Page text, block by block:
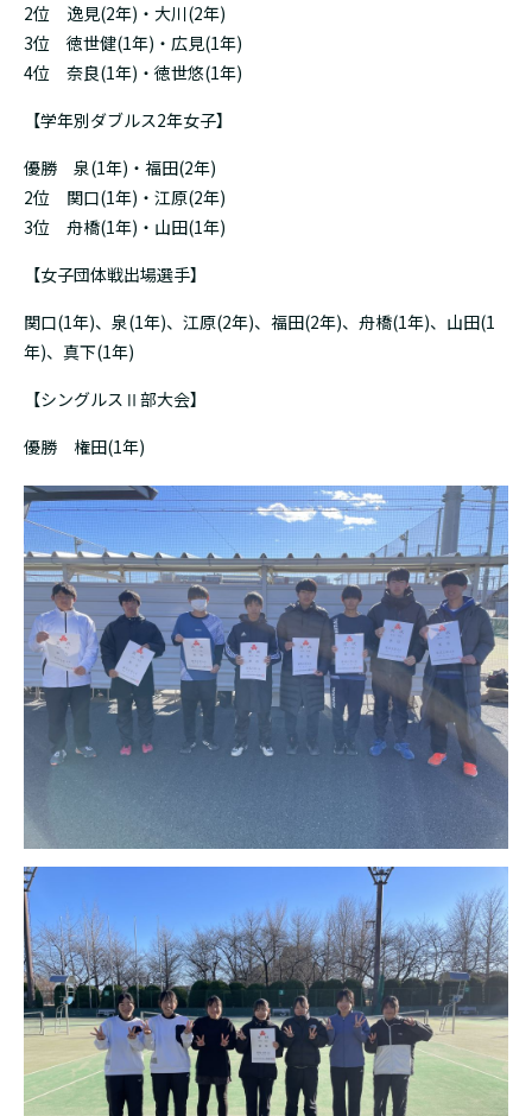
2位 逸見(2年)・大川(2年)
3位 徳世健(1年)・広見(1年)
4位 奈良(1年)・徳世悠(1年)
【学年別ダブルス2年女子】
優勝 泉(1年)・福田(2年)
2位 関口(1年)・江原(2年)
3位 舟橋(1年)・山田(1年)
【女子団体戦出場選手】
関口(1年)、泉(1年)、江原(2年)、福田(2年)、舟橋(1年)、山田(1
年)、真下(1年)
【シングルスⅡ部大会】
優勝 権田(1年)